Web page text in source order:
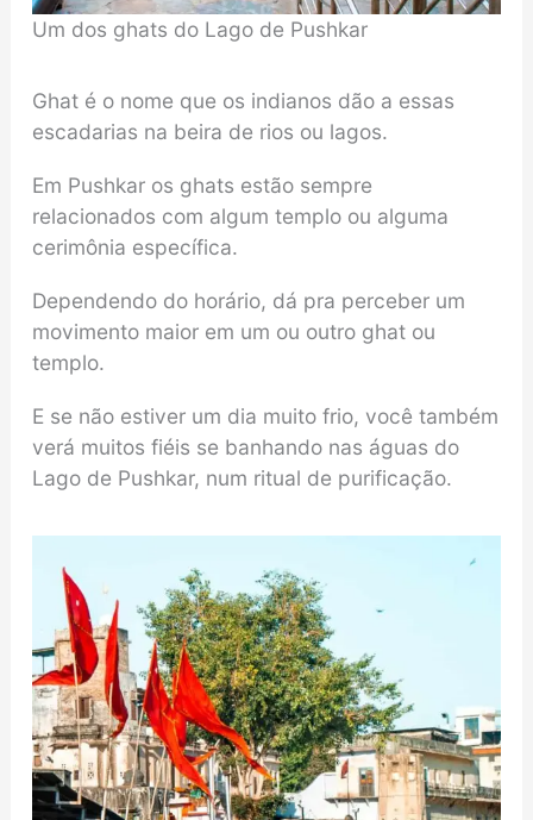
Um dos ghats do Lago de Pushkar
Ghat é o nome que os indianos dão a essas
escadarias na beira de rios ou lagos.
Em Pushkar os ghats estão sempre
relacionados com algum templo ou alguma
cerimônia específica.
Dependendo do horário, dá pra perceber um
movimento maior em um ou outro ghat ou
templo.
E se não estiver um dia muito frio, você também
verá muitos fiéis se banhando nas águas do
Lago de Pushkar, num ritual de purificação.